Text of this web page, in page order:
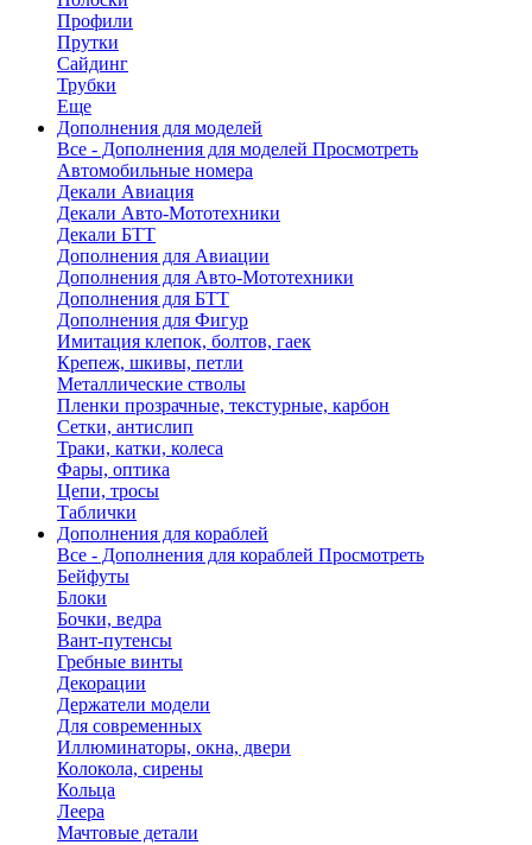
Профили
Прутки
Сайдинг
Трубки
Еще
Дополнения для моделей
Все - Дополнения для моделей Просмотреть
Автомобильные номера
Декали Авиация
Декали Авто-Мототехники
Декали БТТ
Дополнения для Авиации
Дополнения для Авто-Мототехники
Дополнения для БТТ
Дополнения для Фигур
Имитация клепок, болтов, гаек
Крепеж, шкивы, петли
Металлические стволы
Пленки прозрачные, текстурные, карбон
Сетки, антислип
Траки, катки, колеса
Фары, оптика
Цепи, тросы
Таблички
Дополнения для кораблей
Все - Дополнения для кораблей Просмотреть
Бейфуты
Блоки
Бочки, ведра
Вант-путенсы
Гребные винты
Декорации
Держатели модели
Для современных
Иллюминаторы, окна, двери
Колокола, сирены
Кольца
Леера
Мачтовые детали